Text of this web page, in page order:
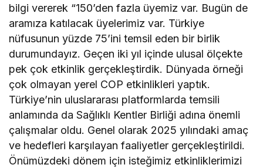
bilgi vererek “150’den fazla üyemiz var. Bugün de
aramıza katılacak üyelerimiz var. Türkiye
nüfusunun yüzde 75’ini temsil eden bir birlik
durumundayız. Geçen iki yıl içinde ulusal ölçekte
pek çok etkinlik gerçekleştirdik. Dünyada örneği
çok olmayan yerel COP etkinlikleri yaptık.
Türkiye’nin uluslararası platformlarda temsili
anlamında da Sağlıklı Kentler Birliği adına önemli
çalışmalar oldu. Genel olarak 2025 yılındaki amaç
ve hedefleri karşılayan faaliyetler gerçekleştirildi.
Önümüzdeki dönem için isteğimiz etkinliklerimizi